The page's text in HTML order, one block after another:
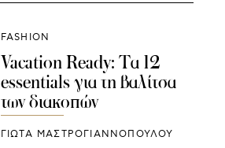
FASHION
Vacation Ready: Τα 12
essentials για τη βαλίτσα
των διακοπών
ΓΙΩΤΑ ΜΑΣΤΡΟΓΙΑΝΝΟΠΟΥΛΟΥ